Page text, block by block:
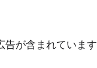
が含まれています